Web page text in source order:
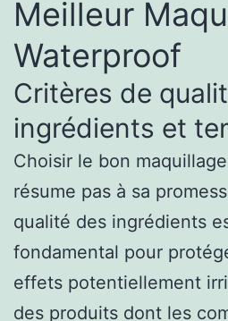
Meilleur
Waterproof
Critères de
ingrédients et
Choisir le bon
résume pas à sa
qualité des ingrédients
fondamental pour
effets potentiellement
des produits dont les